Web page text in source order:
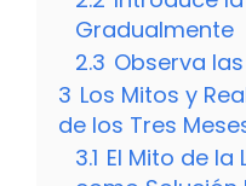
Gradualmente
2.3 Observa
3 Los Mitos y
de los Tres
3.1 El Mito de la